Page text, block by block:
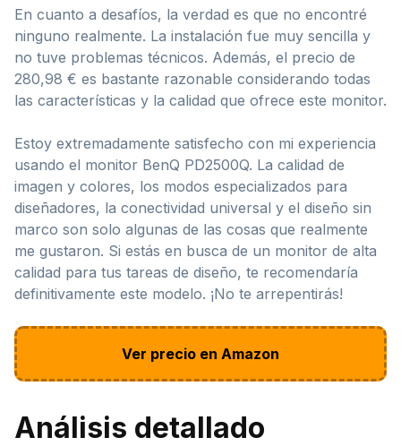
En cuanto a desafíos, la verdad es que no encontré
ninguno realmente. La instalación fue muy sencilla y
no tuve problemas técnicos. Además, el precio de
280,98 € es bastante razonable considerando todas
las características y la calidad que ofrece este monitor.
Estoy extremadamente satisfecho con mi experiencia
usando el monitor BenQ PD2500Q. La calidad de
imagen y colores, los modos especializados para
diseñadores, la conectividad universal y el diseño sin
marco son solo algunas de las cosas que realmente
me gustaron. Si estás en busca de un monitor de alta
calidad para tus tareas de diseño, te recomendaría
definitivamente este modelo. ¡No te arrepentirás!
Ver precio en Amazon
Análisis detallado